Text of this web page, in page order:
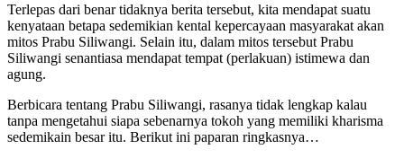
Terlepas dari benar tidaknya berita tersebut, kita mendapat suatu
kenyataan betapa sedemikian kental kepercayaan masyarakat akan
mitos Prabu Siliwangi. Selain itu, dalam mitos tersebut Prabu
Siliwangi senantiasa mendapat tempat (perlakuan) istimewa dan
agung.
Berbicara tentang Prabu Siliwangi, rasanya tidak lengkap kalau
tanpa mengetahui siapa sebenarnya tokoh yang memiliki kharisma
sedemikain besar itu. Berikut ini paparan ringkasnya…